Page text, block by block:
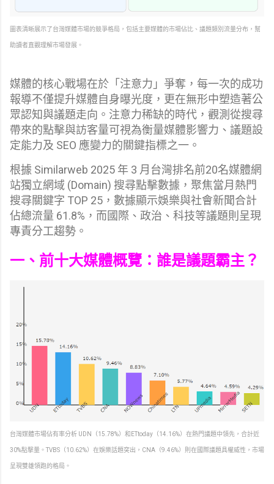
圖表清晰展示了台灣媒體市場的競爭格局，包括主要媒體的市場佔比、議題類別流量分布，幫
助讀者直觀理解市場發展。
媒體的核心戰場在於「注意力」爭奪，每一次的成功
報導不僅提升媒體自身曝光度，更在無形中塑造著公
眾認知與議題走向。注意力稀缺的時代，觀測從搜尋
帶來的點擊與訪客量可視為衡量媒體影響力、議題設
定能力及 SEO 應變力的關鍵指標之一。
根據 Similarweb 2025 年 3 月台灣排名前20名媒體網
站獨立網域 (Domain) 搜尋點擊數據，聚焦當月熱門
搜尋關鍵字 TOP 25，數據顯示娛樂與社會新聞合計
佔總流量 61.8%，而國際、政治、科技等議題則呈現
專責分工趨勢。
一、前十大媒體概覽：誰是議題霸主？
台灣媒體市場佔有率分析 UDN（15.78%）和ETtoday（14.16%）在熱門議題中領先，合計近
30%點擊量。TVBS（10.62%）在娛樂話題突出，CNA（9.46%）則在國際議題具權威性，市場
呈現雙雄領跑的格局。